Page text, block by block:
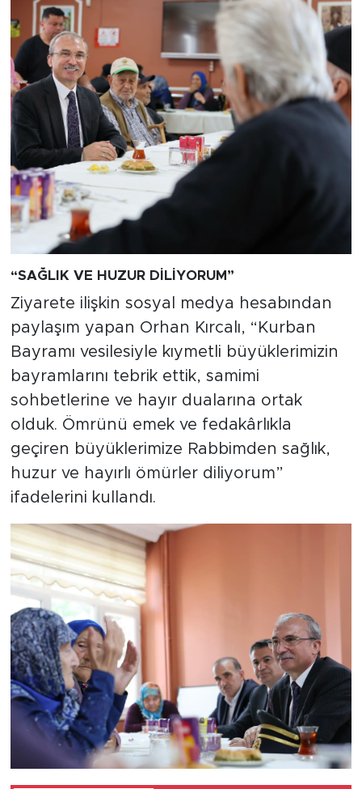
“SAĞLIK VE HUZUR DİLİYORUM”
Ziyarete ilişkin sosyal medya hesabından
paylaşım yapan Orhan Kırcalı, “Kurban
Bayramı vesilesiyle kıymetli büyüklerimizin
bayramlarını tebrik ettik, samimi
sohbetlerine ve hayır dualarına ortak
olduk. Ömrünü emek ve fedakârlıkla
geçiren büyüklerimize Rabbimden sağlık,
huzur ve hayırlı ömürler diliyorum”
ifadelerini kullandı.